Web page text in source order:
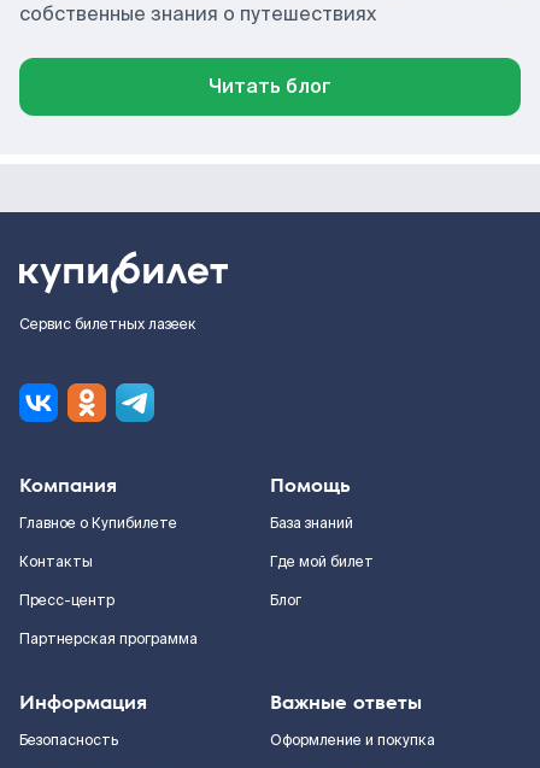
собственные знания о путешествиях
Читать блог
Сервис билетных лазеек
Компания
Главное о Купибилете
Контакты
Пресс-центр
Партнерская программа
Помощь
База знаний
Где мой билет
Блог
Информация
Безопасность
Важные ответы
Оформление и покупка